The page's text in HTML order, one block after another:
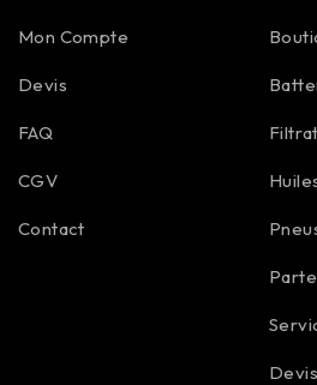
Mon Compte
Devis
FAQ
CGV
Contact
Devis